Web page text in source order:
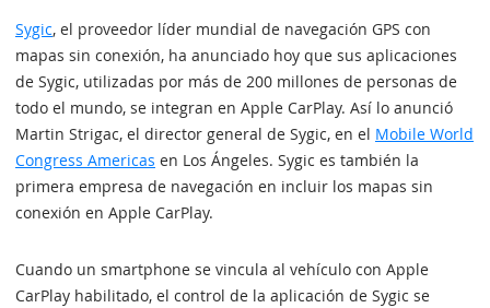
Sygic, el proveedor líder mundial de navegación GPS con
mapas sin conexión, ha anunciado hoy que sus aplicaciones
de Sygic, utilizadas por más de 200 millones de personas de
todo el mundo, se integran en Apple CarPlay. Así lo anunció
Martin Strigac, el director general de Sygic, en el Mobile World
Congress Americas en Los Ángeles. Sygic es también la
primera empresa de navegación en incluir los mapas sin
conexión en Apple CarPlay.
Cuando un smartphone se vincula al vehículo con Apple
CarPlay habilitado, el control de la aplicación de Sygic se